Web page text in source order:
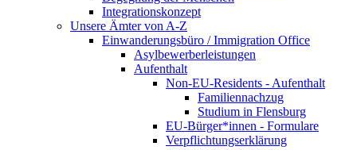
Integrationskonzept
Unsere Ämter von A-Z
Einwanderungsbüro / Immigration Office
Asylbewerberleistungen
Aufenthalt
Non-EU-Residents - Aufenthalt
Familiennachzug
Studium in Flensburg
EU-Bürger*innen - Formulare
Verpflichtungserklärung